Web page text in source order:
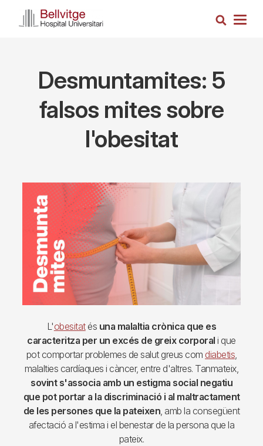
Search
Desmuntamites: 5
falsos mites sobre
l'obesitat
Imagen
L'obesitatés una malaltia crònica que es
caracteritza per un excés de greix corporal i que
pot comportar problemes de salut greus com diabetis,
malalties cardíaques i càncer, entre d'altres. Tanmateix,
sovint s'associa amb un estigma social negatiu
que pot portar a la discriminació i al maltractament
de les persones que la pateixen, amb la consegüent
afectació a l'estima i el benestar de la persona que la
pateix.